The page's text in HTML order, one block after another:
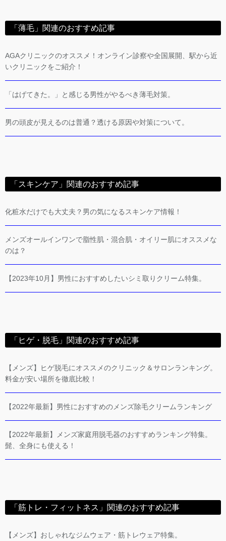
「薄毛」関連のおすすめ記事
AGAクリニックのオススメ！オンライン診察や全国展開、駅から近
いクリニックをご紹介！
「はげてきた。」と感じる男性がやるべき薄毛対策。
男の頭皮が見えるのは普通？透ける原因や対策について。
「スキンケア」関連のおすすめ記事
化粧水だけでも大丈夫？男の気になるスキンケア情報！
メンズオールインワンで脂性肌・混合肌・オイリー肌にオススメな
のは？
【2023年10月】男性におすすめしたいシミ取りクリーム特集。
「ヒゲ・脱毛」関連のおすすめ記事
【メンズ】ヒゲ脱毛にオススメのクリニック＆サロンランキング。
料金が安い場所を徹底比較！
【2022年最新】男性におすすめのメンズ除毛クリームランキング
【2022年最新】メンズ家庭用脱毛器のおすすめランキング特集。
髭、全身にも使える！
「筋トレ・フィットネス」関連のおすすめ記事
【メンズ】おしゃれなジムウェア・筋トレウェア特集。